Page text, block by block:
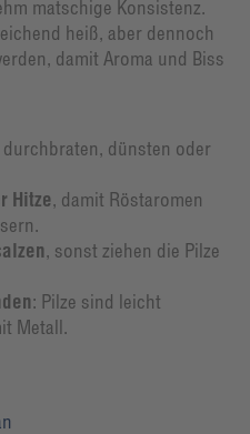
matschige Konsistenz.
heiß, aber dennoch
damit Aroma und Biss
dünsten oder
Hitze, damit Röstaromen
, sonst ziehen die Pilze
: Pilze sind leicht
Metall.